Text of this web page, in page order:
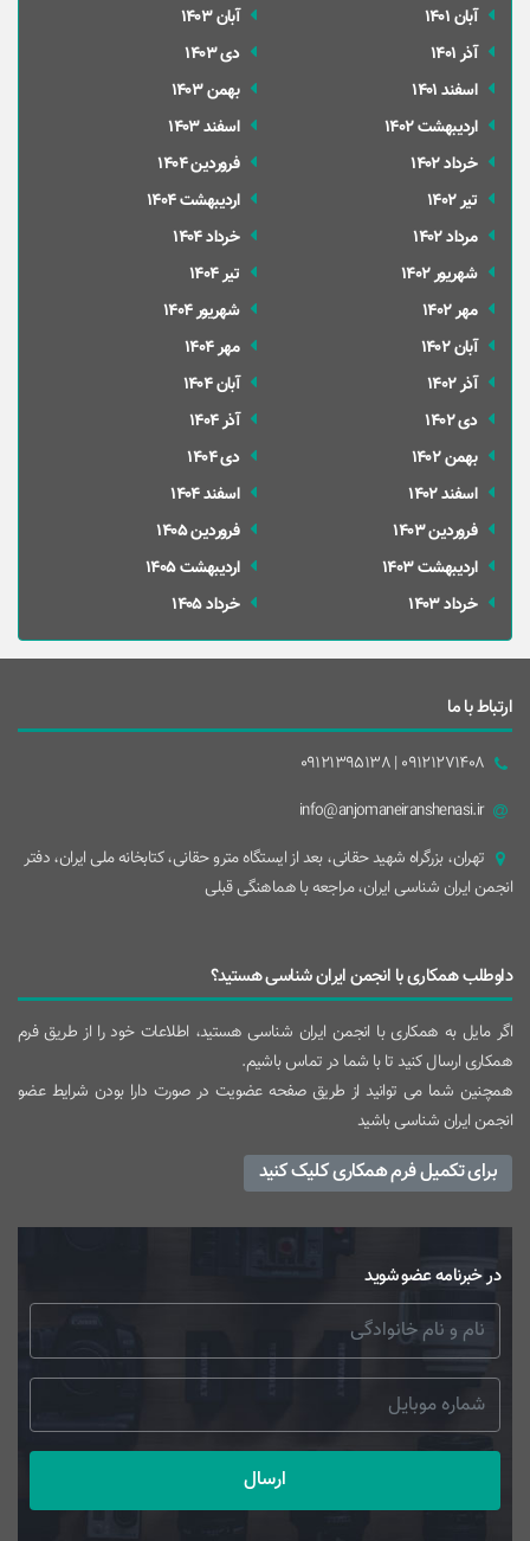
آبان 1401
آذر 1401
اسفند 1401
ارديبهشت 1402
خرداد 1402
تير 1402
مرداد 1402
شهریور 1402
مهر 1402
آبان 1402
آذر 1402
دی 1402
بهمن 1402
اسفند 1402
فروردین 1403
ارديبهشت 1403
خرداد 1403
آبان 1403
دی 1403
بهمن 1403
اسفند 1403
فروردین 1404
ارديبهشت 1404
خرداد 1404
تير 1404
شهریور 1404
مهر 1404
آبان 1404
آذر 1404
دی 1404
اسفند 1404
فروردین 1405
ارديبهشت 1405
خرداد 1405
ارتباط با ما
09121271408 | 09121395138
info@anjomaneiranshenasi.ir
تهران، بزرگراه شهيد حقانی، بعد از ايستگاه مترو حقانی، کتابخانه ملی ایران، دفتر
انجمن ایران شناسی ایران، مراجعه با هماهنگی قبلی
داوطلب همکاری با انجمن ایران شناسی هستید؟
اگر مایل به همکاری با انجمن ایران شناسی هستید، اطلاعات خود را از طریق فرم
همکاری ارسال کنید تا با شما در تماس باشیم.
همچنین شما می توانید از طریق صفحه عضویت در صورت دارا بودن شرایط عضو
انجمن ایران شناسی باشید
برای تکمیل فرم همکاری کلیک کنید
در خبرنامه عضو شوید
ارسال